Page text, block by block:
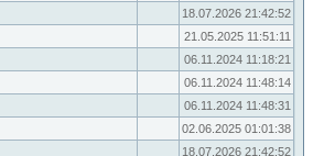
18.07.2026 21:42:52
21.05.2025 11:51:11
06.11.2024 11:18:21
06.11.2024 11:48:14
06.11.2024 11:48:31
02.06.2025 01:01:38
18.07.2026 21:42:52